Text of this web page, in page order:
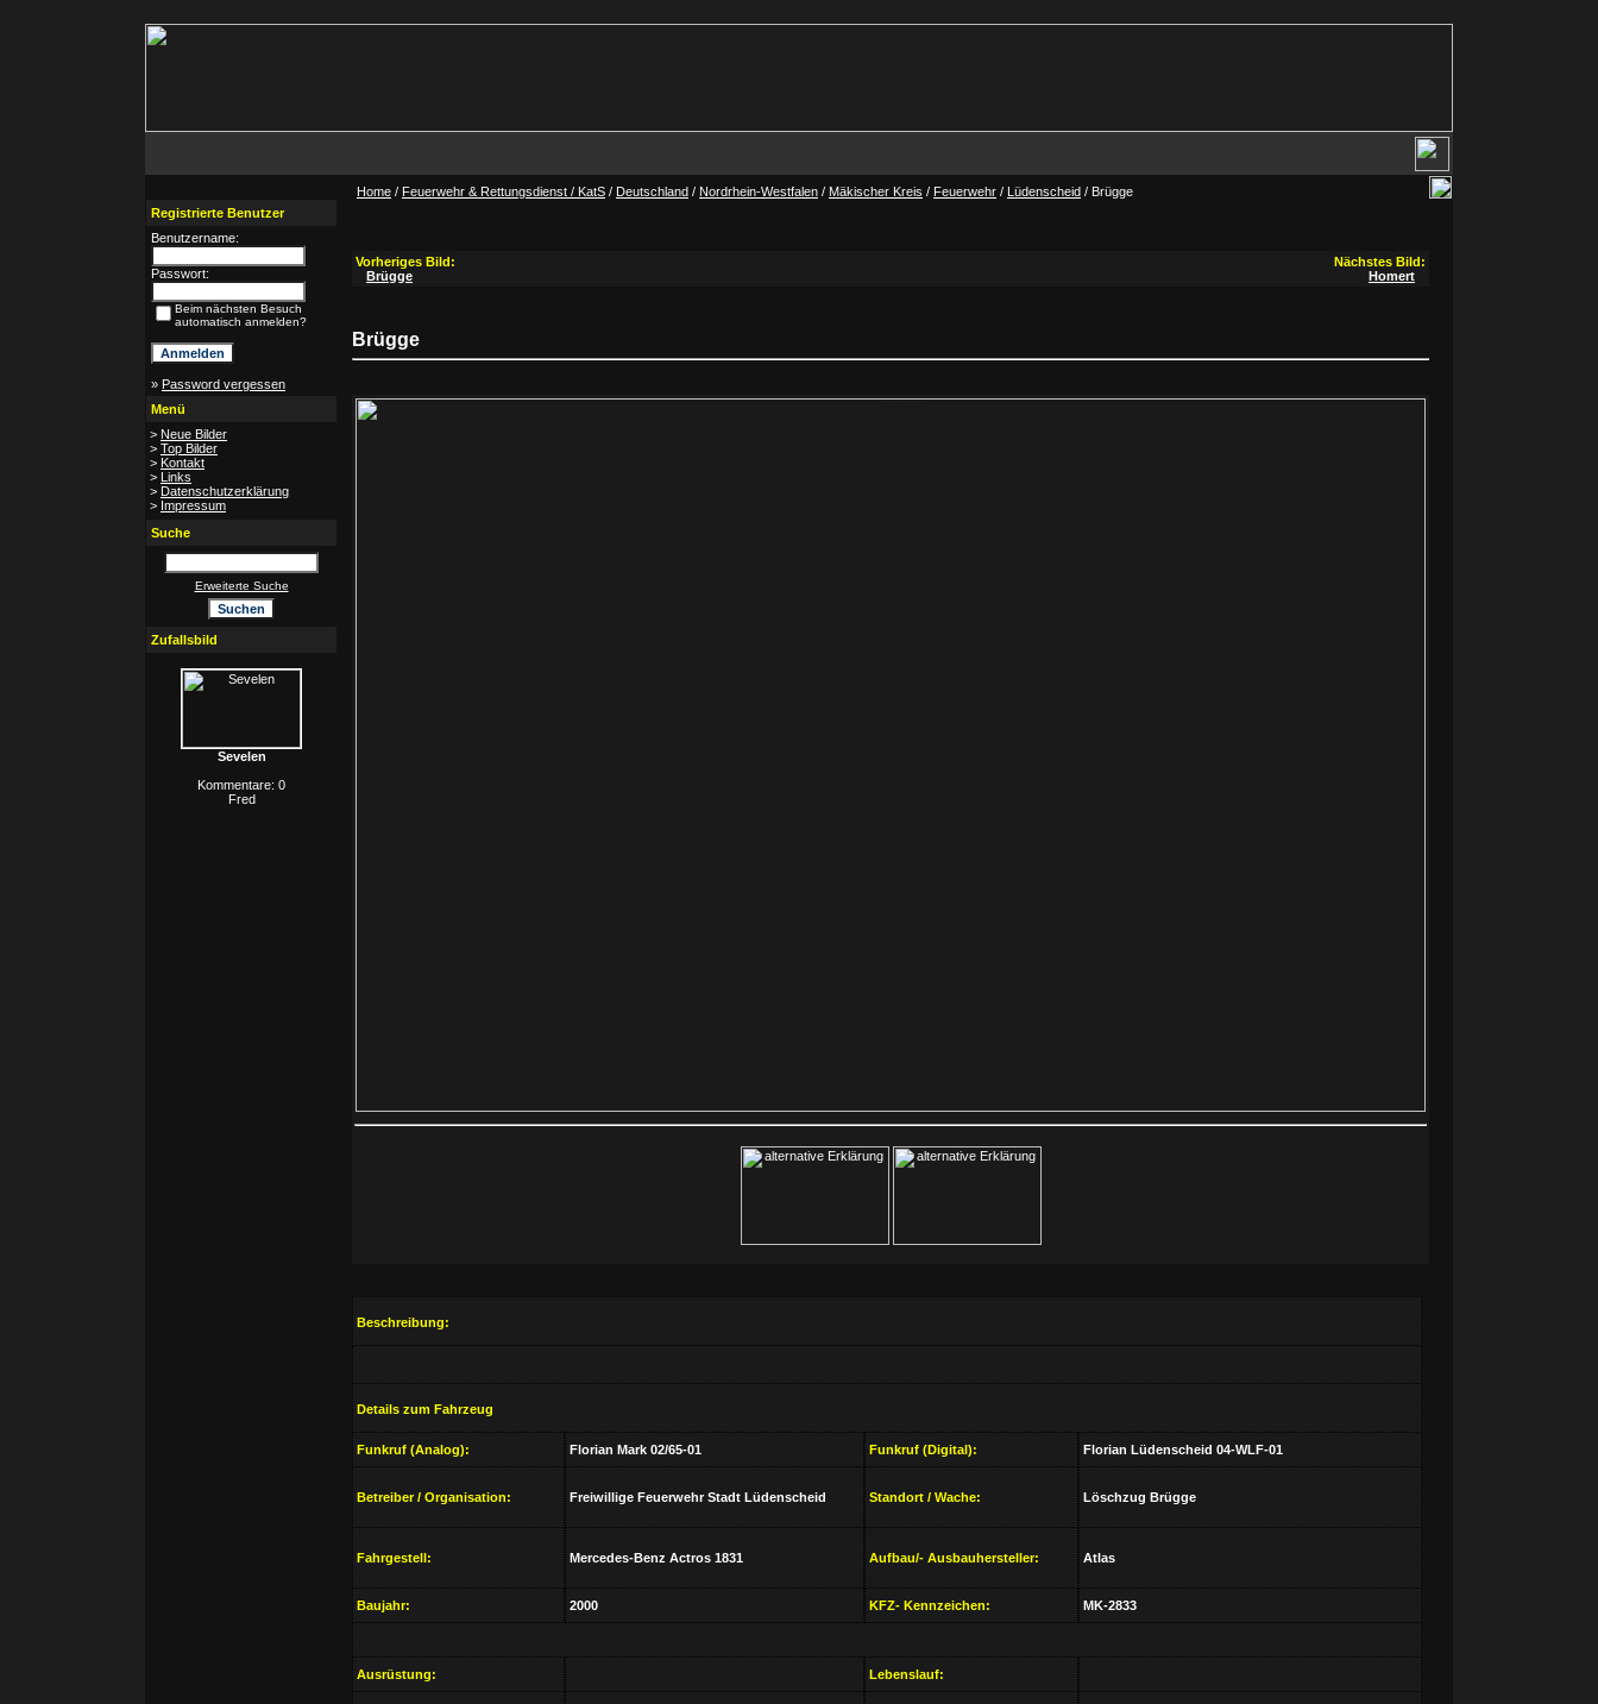
Registrierte Benutzer
Benutzername:
Passwort:
Beim nächsten Besuch
automatisch anmelden?
» Password vergessen
Menü
> Neue Bilder
> Top Bilder
> Kontakt
> Links
> Datenschutzerklärung
> Impressum
Suche
Erweiterte Suche
Zufallsbild
Sevelen
Kommentare: 0
Fred
Home / Feuerwehr & Rettungsdienst / KatS / Deutschland / Nordrhein-Westfalen / Mäkischer Kreis / Feuerwehr / Lüdenscheid / Brügge
Vorheriges Bild:
Brügge
Nächstes Bild:
Homert
Brügge
Beschreibung:
Details zum Fahrzeug
Funkruf (Analog): Florian Mark 02/65-01 Funkruf (Digital): Florian Lüdenscheid 04-WLF-01
Betreiber / Organisation: Freiwillige Feuerwehr Stadt Lüdenscheid Standort / Wache: Löschzug Brügge
Fahrgestell: Mercedes-Benz Actros 1831 Aufbau/- Ausbauhersteller: Atlas
Baujahr: 2000 KFZ- Kennzeichen: MK-2833
Ausrüstung: Lebenslauf: